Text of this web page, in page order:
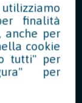
finalità
anche per
cookie
tutti" per
per